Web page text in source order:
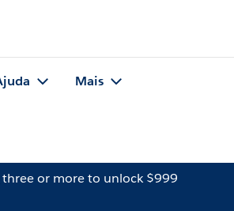
Mais
three or more to unlock $999